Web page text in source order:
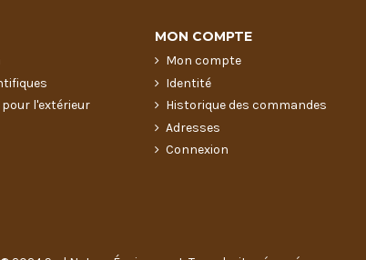
l'extérieur
MON COMPTE
Mon compte
Identité
Historique des commandes
Adresses
Connexion